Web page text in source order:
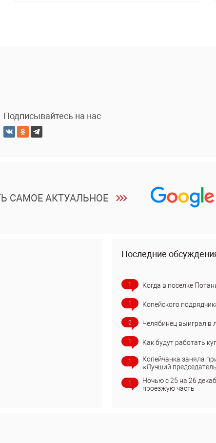
Подписывайтесь на нас
САМОЕ АКТУАЛЬНОЕ
Последние
1 Когда в поселке
1 Копейского
2 Челябинец выиграл в
1 Как будут работать
1
Копейчанка заняла
«Лучший
1
Ночью с 25 на 26
проезжую часть